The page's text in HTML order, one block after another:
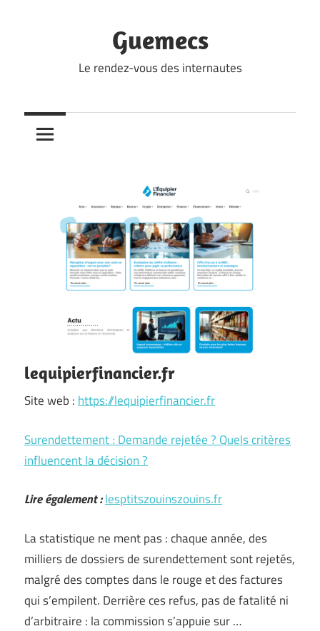
Guemecs
Le rendez-vous des internautes
lequipierfinancier.fr
Site web : https://lequipierfinancier.fr
Surendettement : Demande rejetée ? Quels critères
influencent la décision ?
Lire également :lesptitszouinszouins.fr
La statistique ne ment pas : chaque année, des
milliers de dossiers de surendettement sont rejetés,
malgré des comptes dans le rouge et des factures
qui s’empilent. Derrière ces refus, pas de fatalité ni
d’arbitraire : la commission s’appuie sur …